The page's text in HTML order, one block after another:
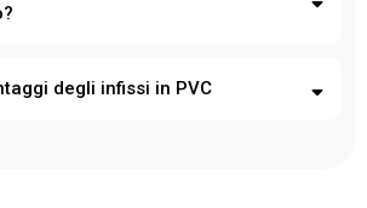
al sole aiuta a mantenere la casa più fresca
degli infissi in PVC